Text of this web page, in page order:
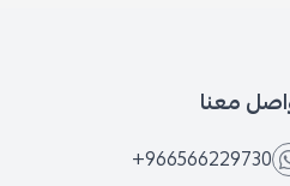
معنا
+966566229730